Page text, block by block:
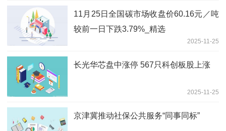
11月25日全国碳市场收盘价60.16元／吨
较前一日下跌3.79%_精选
2025-11-25
长光华芯盘中涨停 567只科创板股上涨
2025-11-25
京津冀推动社保公共服务“同事同标”